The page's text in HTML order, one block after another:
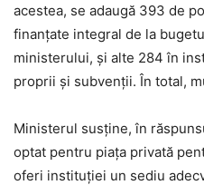
acestea, se adaugă 393 de
finanțate integral de la
ministerului, și alte 284 în
proprii și subvenții. În total,
Ministerul susține, în
optat pentru piața privată
oferi instituției un sediu